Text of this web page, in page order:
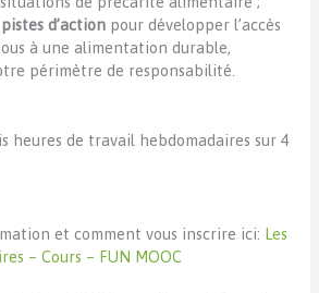
d’action pour développer l’accès
à une alimentation durable,
périmètre de responsabilité.
heures de travail hebdomadaires sur 4
et comment vous inscrire ici: Les
– Cours – FUN MOOC